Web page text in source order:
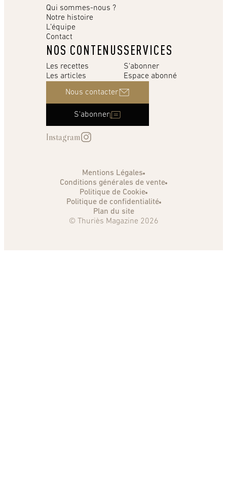
Qui sommes-nous ?
Notre histoire
L’équipe
Contact
NOS CONTENUS
Les recettes
Les articles
SERVICES
S'abonner
Espace abonné
Nous contacter
S'abonner
Instagram
Mentions Légales
Conditions générales de vente
Politique de Cookie
Politique de confidentialité
Plan du site
© Thuriès Magazine 2026